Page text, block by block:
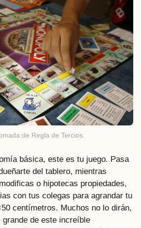
de Regla de Tercios.
básica, este es tu juego. Pasa
del tablero, mientras
o hipotecas propiedades,
con tus colegas para agrandar tu
centímetros. Muchos no lo dirán,
grande de este increíble